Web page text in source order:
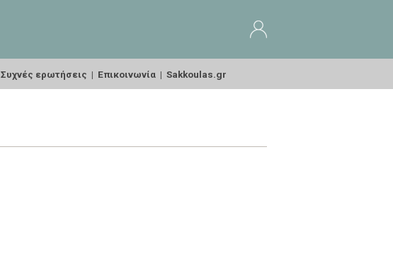
Συχνές ερωτήσεις | Επικοινωνία | Sakkoulas.gr